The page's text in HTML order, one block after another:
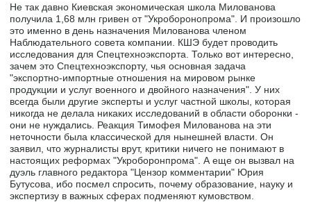
Не так давно Киевская экономическая школа Милованова
получила 1,68 млн гривен от "Укроборонопрома". И произошло
это именно в день назначения Милованова членом
Наблюдательного совета компании. КШЭ будет проводить
исследования для Спецтехноэкспорта. Только вот интересно,
зачем это Спецтехноэкспорту, чья основная задача
"экспортно-импортные отношения на мировом рынке
продукции и услуг военного и двойного назначения". У них
всегда были другие эксперты и услуг частной школы, которая
никогда не делала никаких исследований в области оборонки -
они не нуждались. Реакция Тимофея Милованова на эти
неточности была классической для нынешней власти. Он
заявил, что журналисты врут, критики ничего не понимают в
настоящих реформах "Укроборонпрома". А еще он вызвал на
дуэль главного редактора "Цензор комментарии" Юрия
Бутусова, ибо посмел спросить, почему образование, науку и
экспертизу в важных сферах подменяют кумовством.